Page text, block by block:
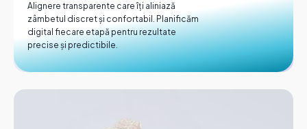
Alignere transparente care îți aliniază
zâmbetul discret și confortabil. Planificăm
digital fiecare etapă pentru rezultate
precise și predictibile.